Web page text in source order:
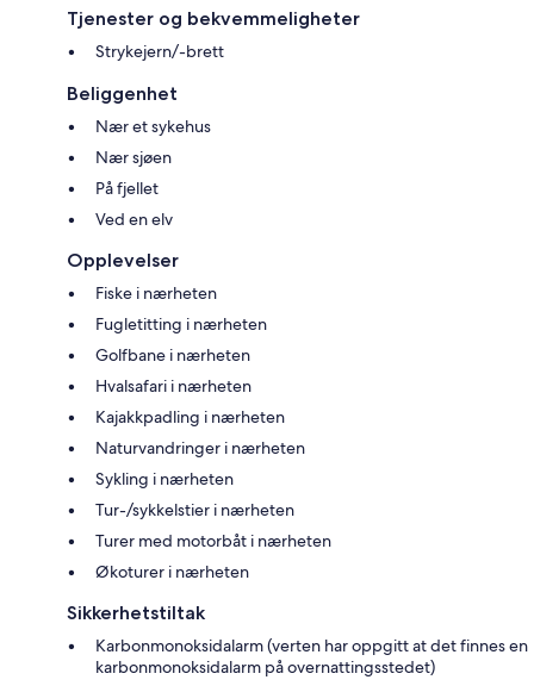
Tjenester og bekvemmeligheter
Strykejern/-brett
Beliggenhet
Nær et sykehus
Nær sjøen
På fjellet
Ved en elv
Opplevelser
Fiske i nærheten
Fugletitting i nærheten
Golfbane i nærheten
Hvalsafari i nærheten
Kajakkpadling i nærheten
Naturvandringer i nærheten
Sykling i nærheten
Tur-/sykkelstier i nærheten
Turer med motorbåt i nærheten
Økoturer i nærheten
Sikkerhetstiltak
Karbonmonoksidalarm (verten har oppgitt at det finnes en
karbonmonoksidalarm på overnattingsstedet)